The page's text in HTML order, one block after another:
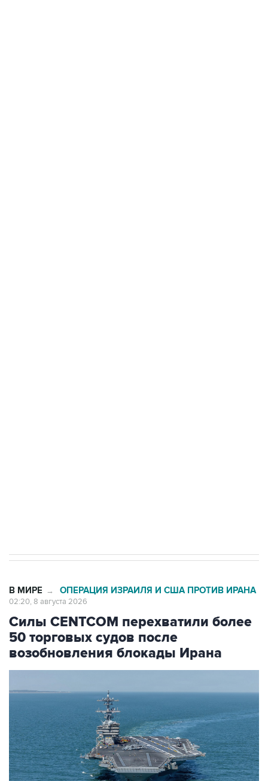
В МИРЕ → ОПЕРАЦИЯ ИЗРАИЛЯ И США ПРОТИВ ИРАНА
02:20, 8 августа 2026
Силы CENTCOM перехватили более
50 торговых судов после
возобновления блокады Ирана